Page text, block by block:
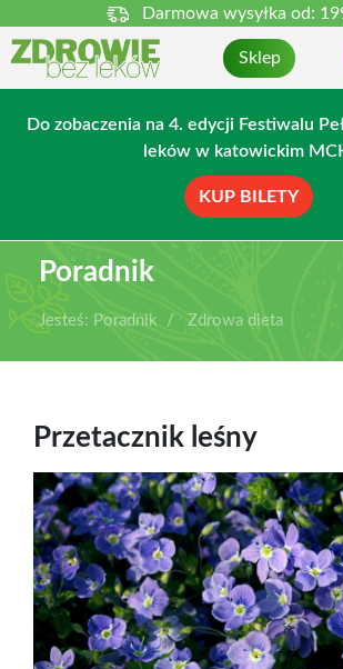
Darmowa wysyłka od:
Sklep
Do zobaczenia na 4. edycji Festiwalu
leków w katowickim
KUP BILETY
Poradnik
Jesteś: Poradnik Zdrowa dieta
Przetacznik leśny